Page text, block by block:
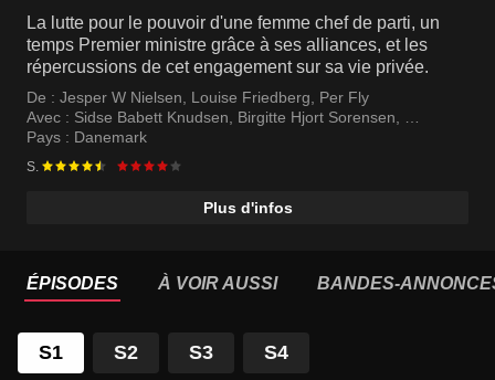
La lutte pour le pouvoir d'une femme chef de parti, un
temps Premier ministre grâce à ses alliances, et les
répercussions de cet engagement sur sa vie privée.
De : Jesper W Nielsen Louise Friedberg
Per Fly
Avec : Sidse Babett Knudsen Birgitte Hjort Sorensen
Søren Malling
Pays : Danemark
S.
Plus d'infos
ÉPISODES À VOIR AUSSI BANDES-
S1 S2 S3 S4